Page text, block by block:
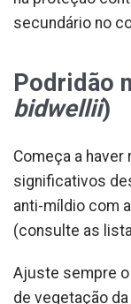
secundário no
Podridão
bidwellii)
Começa a
significativos
anti-míldio com
(consulte as
Ajuste sempre o
de vegetação